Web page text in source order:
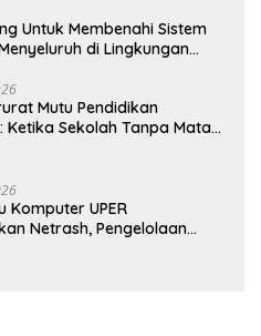
Untuk Membenahi Sistem
di Lingkungan
Mutu Pendidikan
Ketika Sekolah Tanpa Mata
Komputer UPER
Netrash, Pengelolaan